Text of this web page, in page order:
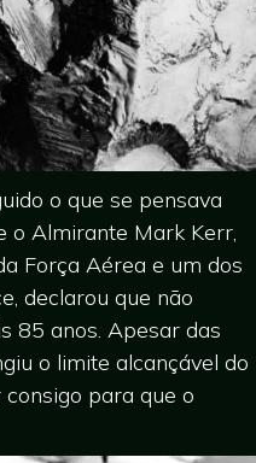
o que se pensava
o Almirante Mark Kerr,
Força Aérea e um dos
declarou que não
85 anos. Apesar das
o limite alcançável do
para que o